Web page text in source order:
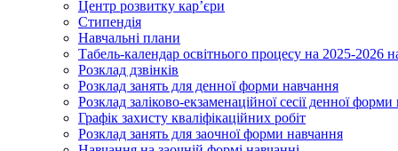
Центр розвитку кар’єри
Стипендія
Навчальні плани
Табель-календар освітнього процесу на 2025-2026
Розклад дзвінків
Розклад занять для денної форми навчання
Розклад заліково-екзаменаційної сесії денної
Графік захисту кваліфікаційних робіт
Розклад занять для заочної форми навчання